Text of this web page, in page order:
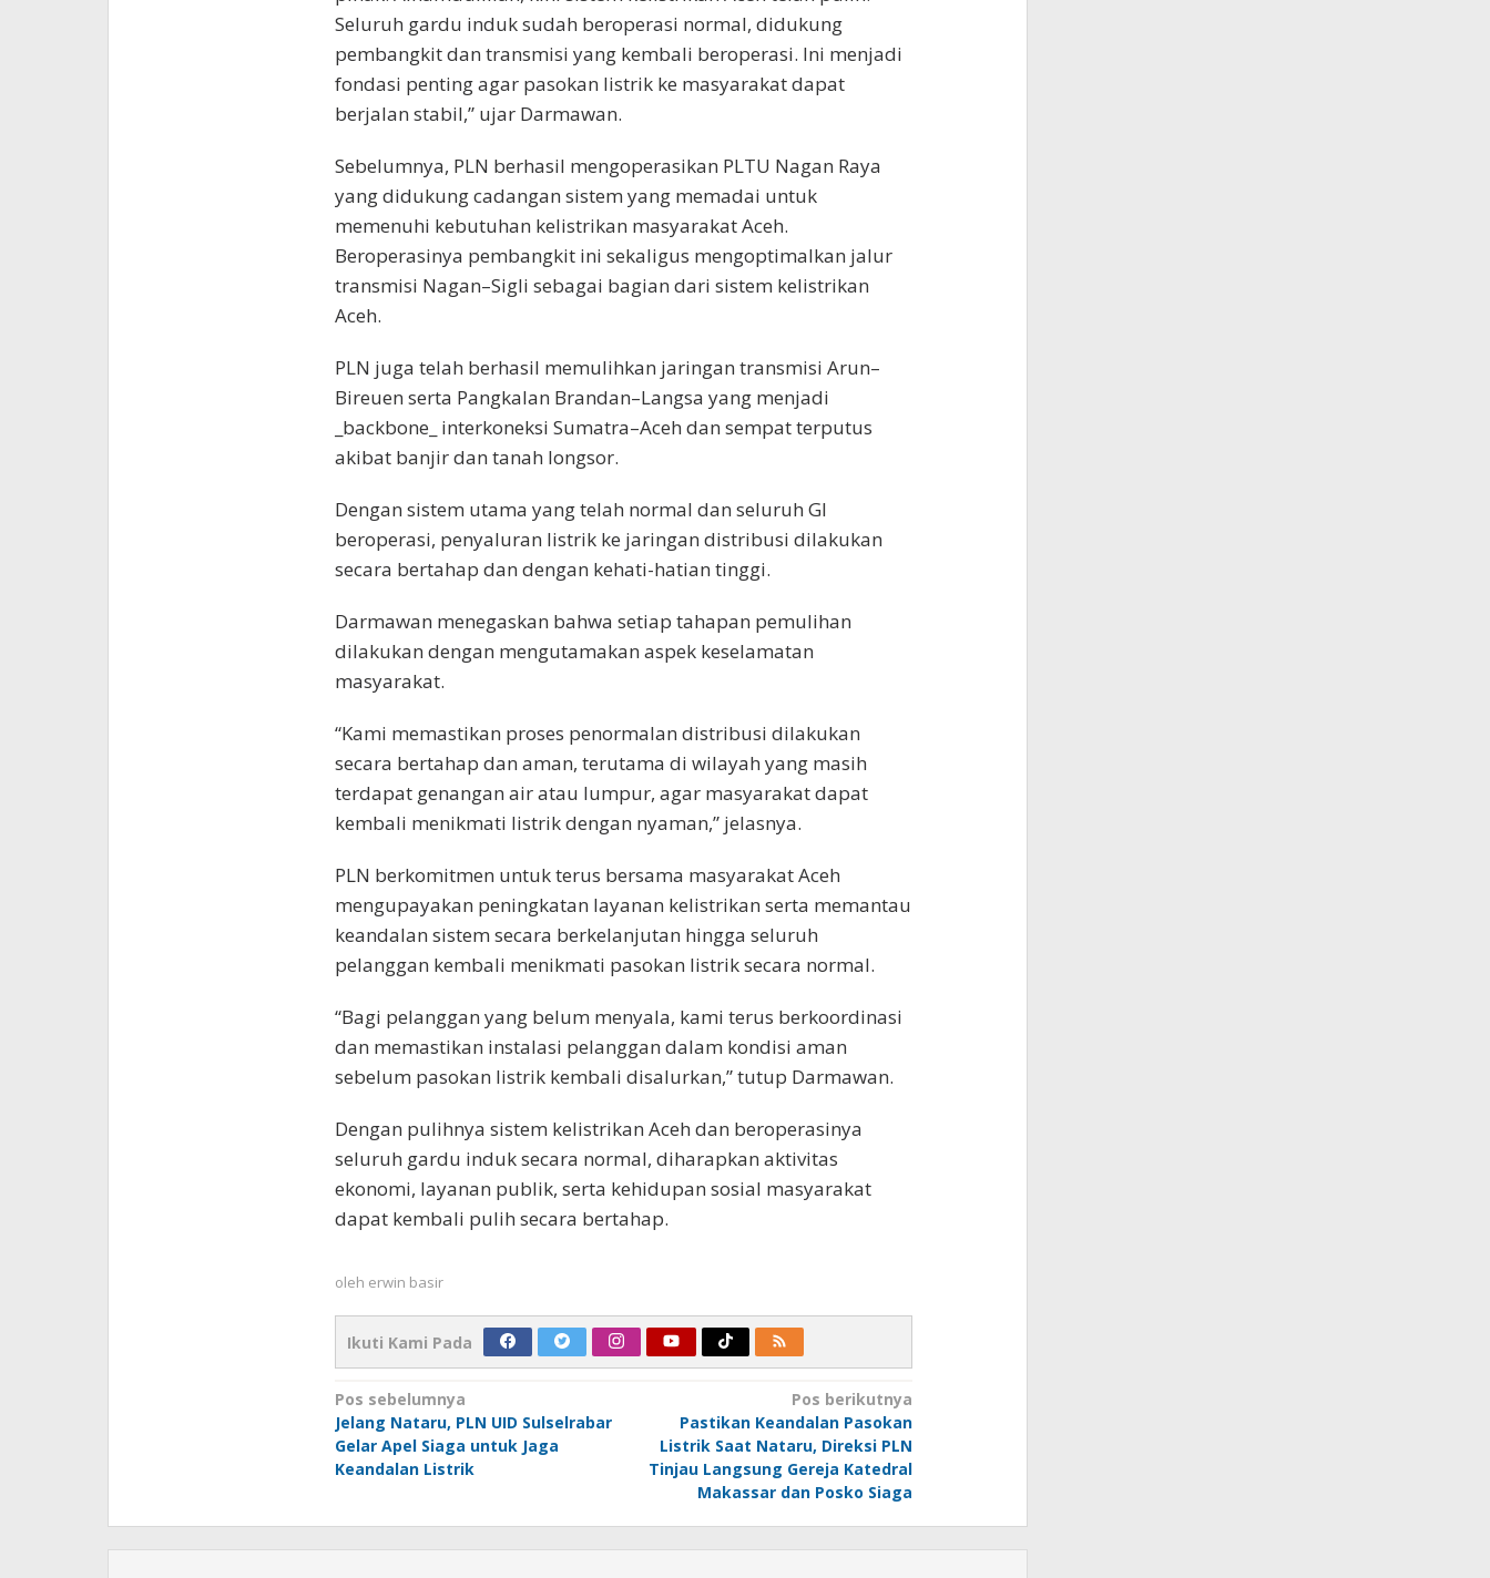
Seluruh gardu induk sudah beroperasi normal, didukung
pembangkit dan transmisi yang kembali beroperasi. Ini menjadi
fondasi penting agar pasokan listrik ke masyarakat dapat
berjalan stabil,” ujar Darmawan.
Sebelumnya, PLN berhasil mengoperasikan PLTU Nagan Raya
yang didukung cadangan sistem yang memadai untuk
memenuhi kebutuhan kelistrikan masyarakat Aceh.
Beroperasinya pembangkit ini sekaligus mengoptimalkan jalur
transmisi Nagan–Sigli sebagai bagian dari sistem kelistrikan
Aceh.
PLN juga telah berhasil memulihkan jaringan transmisi Arun–
Bireuen serta Pangkalan Brandan–Langsa yang menjadi
_backbone_ interkoneksi Sumatra–Aceh dan sempat terputus
akibat banjir dan tanah longsor.
Dengan sistem utama yang telah normal dan seluruh GI
beroperasi, penyaluran listrik ke jaringan distribusi dilakukan
secara bertahap dan dengan kehati-hatian tinggi.
Darmawan menegaskan bahwa setiap tahapan pemulihan
dilakukan dengan mengutamakan aspek keselamatan
masyarakat.
“Kami memastikan proses penormalan distribusi dilakukan
secara bertahap dan aman, terutama di wilayah yang masih
terdapat genangan air atau lumpur, agar masyarakat dapat
kembali menikmati listrik dengan nyaman,” jelasnya.
PLN berkomitmen untuk terus bersama masyarakat Aceh
mengupayakan peningkatan layanan kelistrikan serta memantau
keandalan sistem secara berkelanjutan hingga seluruh
pelanggan kembali menikmati pasokan listrik secara normal.
“Bagi pelanggan yang belum menyala, kami terus berkoordinasi
dan memastikan instalasi pelanggan dalam kondisi aman
sebelum pasokan listrik kembali disalurkan,” tutup Darmawan.
Dengan pulihnya sistem kelistrikan Aceh dan beroperasinya
seluruh gardu induk secara normal, diharapkan aktivitas
ekonomi, layanan publik, serta kehidupan sosial masyarakat
dapat kembali pulih secara bertahap.
oleh erwin basir
Ikuti Kami Pada
Navigasi
pos
Pos sebelumnya
Jelang Nataru, PLN UID Sulselrabar
Gelar Apel Siaga untuk Jaga
Keandalan Listrik
Pos berikutnya
Pastikan Keandalan Pasokan
Listrik Saat Nataru, Direksi PLN
Tinjau Langsung Gereja Katedral
Makassar dan Posko Siaga